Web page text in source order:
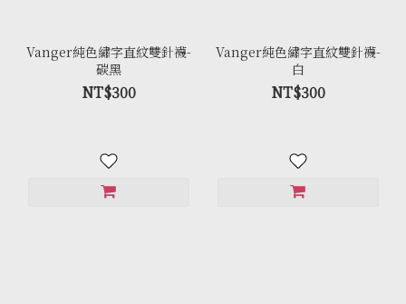
Vanger純色繡字直紋雙針襪-
碳黑
NT$300
Vanger純色繡字直紋雙針襪-
白
NT$300